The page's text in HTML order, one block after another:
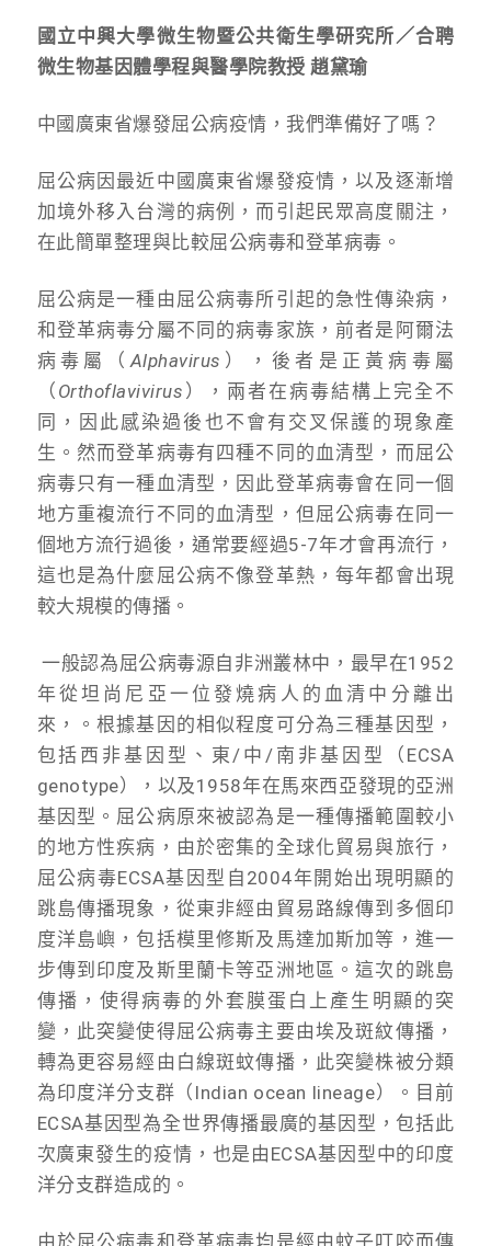
國立中興大學微生物暨公共衛生學研究所／合聘
微生物基因體學程與醫學院教授 趙黛瑜
中國廣東省爆發屈公病疫情，我們準備好了嗎？
屈公病因最近中國廣東省爆發疫情，以及逐漸增
加境外移入台灣的病例，而引起民眾高度關注，
在此簡單整理與比較屈公病毒和登革病毒。
屈公病是一種由屈公病毒所引起的急性傳染病，
和登革病毒分屬不同的病毒家族，前者是阿爾法
病毒屬（Alphavirus ），後者是正黃病毒屬
（ Orthoflavivirus ），兩者在病毒結構上完全不
同，因此感染過後也不會有交叉保護的現象產
生。然而登革病毒有四種不同的血清型，而屈公
病毒只有一種血清型，因此登革病毒會在同一個
地方重複流行不同的血清型，但屈公病毒在同一
個地方流行過後，通常要經過5-7年才會再流行，
這也是為什麼屈公病不像登革熱，每年都會出現
較大規模的傳播。
一般認為屈公病毒源自非洲叢林中，最早在1952
年從坦尚尼亞一位發燒病人的血清中分離出
來，。根據基因的相似程度可分為三種基因型，
包括西非基因型、東/中/南非基因型（ECSA
genotype），以及1958年在馬來西亞發現的亞洲
基因型。屈公病原來被認為是一種傳播範圍較小
的地方性疾病，由於密集的全球化貿易與旅行，
屈公病毒ECSA基因型自2004年開始出現明顯的
跳島傳播現象，從東非經由貿易路線傳到多個印
度洋島嶼，包括模里修斯及馬達加斯加等，進一
步傳到印度及斯里蘭卡等亞洲地區。這次的跳島
傳播，使得病毒的外套膜蛋白上產生明顯的突
變，此突變使得屈公病毒主要由埃及斑紋傳播，
轉為更容易經由白線斑蚊傳播，此突變株被分類
為印度洋分支群（Indian ocean lineage）。目前
ECSA基因型為全世界傳播最廣的基因型，包括此
次廣東發生的疫情，也是由ECSA基因型中的印度
洋分支群造成的。